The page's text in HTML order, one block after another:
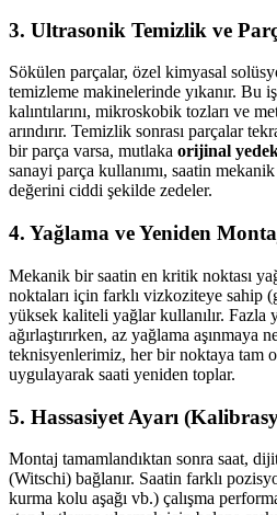
3. Ultrasonik Temizlik ve
Sökülen parçalar, özel kimyasal
temizleme makinelerinde yıkanır. Bu
kalıntılarını, mikroskobik tozları ve
arındırır. Temizlik sonrası parçalar
bir parça varsa, mutlaka orijinal
sanayi parça kullanımı, saatin
değerini ciddi şekilde zedeler.
4. Yağlama ve Yeniden
Mekanik bir saatin en kritik noktası
noktaları için farklı vizkoziteye sahip
yüksek kaliteli yağlar kullanılır. Fazla
ağırlaştırırken, az yağlama aşınmaya
teknisyenlerimiz, her bir noktaya tam
uygulayarak saati yeniden toplar.
5. Hassasiyet Ayarı
Montaj tamamlandıktan sonra saat,
(Witschi) bağlanır. Saatin farklı
kurma kolu aşağı vb.) çalışma